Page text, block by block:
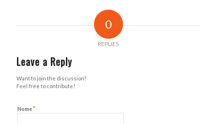
0
REPLIES
Leave a Reply
Want to join the discussion?
Feel free to contribute!
Nome*